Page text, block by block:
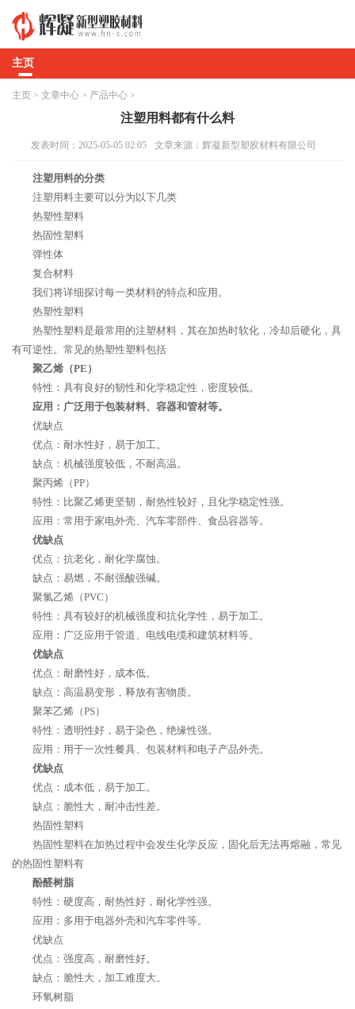
主页
主页 > 文章中心 > 产品中心 >
注塑用料都有什么料
发表时间：2025-05-05 02:05 文章来源：辉凝新型塑胶材料有限公司
注塑用料的分类
注塑用料主要可以分为以下几类
热塑性塑料
热固性塑料
弹性体
复合材料
我们将详细探讨每一类材料的特点和应用。
热塑性塑料
热塑性塑料是最常用的注塑材料，其在加热时软化，冷却后硬化，具
有可逆性。常见的热塑性塑料包括
聚乙烯（PE）
特性：具有良好的韧性和化学稳定性，密度较低。
应用：广泛用于包装材料、容器和管材等。
优缺点
优点：耐水性好，易于加工。
缺点：机械强度较低，不耐高温。
聚丙烯（PP）
特性：比聚乙烯更坚韧，耐热性较好，且化学稳定性强。
应用：常用于家电外壳、汽车零部件、食品容器等。
优缺点
优点：抗老化，耐化学腐蚀。
缺点：易燃，不耐强酸强碱。
聚氯乙烯（PVC）
特性：具有较好的机械强度和抗化学性，易于加工。
应用：广泛应用于管道、电线电缆和建筑材料等。
优缺点
优点：耐磨性好，成本低。
缺点：高温易变形，释放有害物质。
聚苯乙烯（PS）
特性：透明性好，易于染色，绝缘性强。
应用：用于一次性餐具、包装材料和电子产品外壳。
优缺点
优点：成本低，易于加工。
缺点：脆性大，耐冲击性差。
热固性塑料
热固性塑料在加热过程中会发生化学反应，固化后无法再熔融，常见
的热固性塑料有
酚醛树脂
特性：硬度高，耐热性好，耐化学性强。
应用：多用于电器外壳和汽车零件等。
优缺点
优点：强度高，耐磨性好。
缺点：脆性大，加工难度大。
环氧树脂